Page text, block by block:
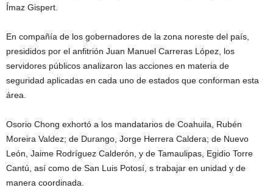
Ímaz Gispert.
En compañía de los gobernadores de la zona noreste del país,
presididos por el anfitrión Juan Manuel Carreras López, los
servidores públicos analizaron las acciones en materia de
seguridad aplicadas en cada uno de estados que conforman esta
área.
Osorio Chong exhortó a los mandatarios de Coahuila, Rubén
Moreira Valdez; de Durango, Jorge Herrera Caldera; de Nuevo
León, Jaime Rodríguez Calderón, y de Tamaulipas, Egidio Torre
Cantú, así como de San Luis Potosí, s trabajar en unidad y de
manera coordinada.